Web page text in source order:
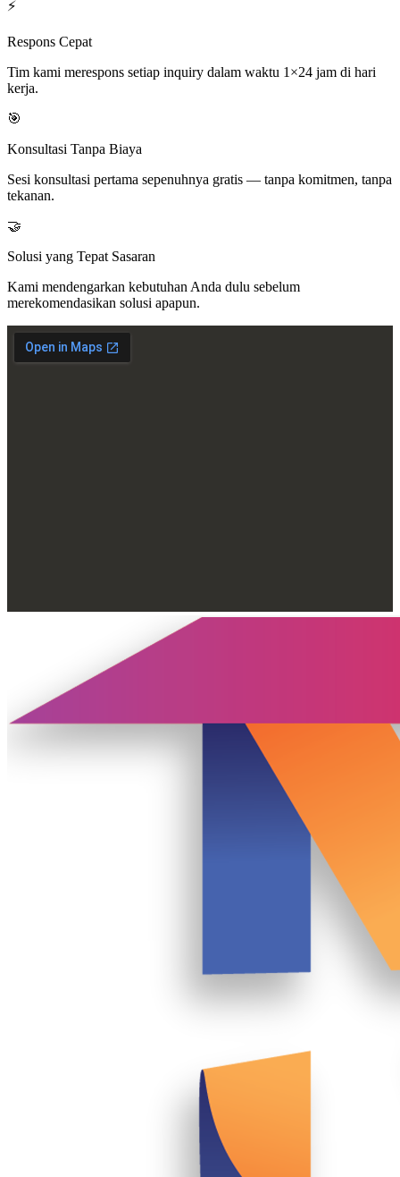
⚡
Respons Cepat
Tim kami merespons setiap inquiry dalam waktu 1×24 jam di hari
kerja.
🎯
Konsultasi Tanpa Biaya
Sesi konsultasi pertama sepenuhnya gratis — tanpa komitmen, tanpa
tekanan.
🤝
Solusi yang Tepat Sasaran
Kami mendengarkan kebutuhan Anda dulu sebelum
merekomendasikan solusi apapun.